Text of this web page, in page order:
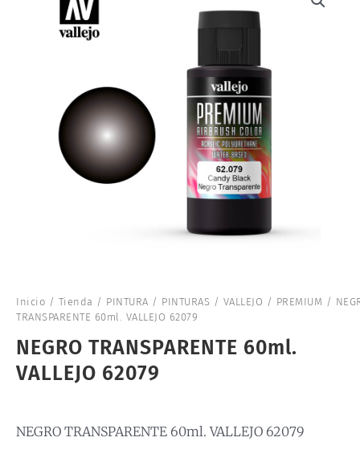
Inicio / Tienda / PINTURA / PINTURAS / VALLEJO / PREMIUM /
TRANSPARENTE 60ml. VALLEJO 62079
NEGRO TRANSPARENTE 60ml.
VALLEJO 62079
NEGRO TRANSPARENTE 60ml. VALLEJO 62079